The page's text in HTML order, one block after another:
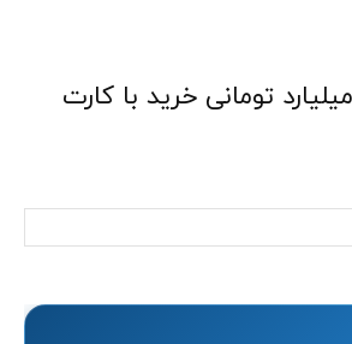
هزار میلیارد تومانی خرید با کارت